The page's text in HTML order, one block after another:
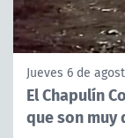
Jueves 6 de
El Chapulín
que son